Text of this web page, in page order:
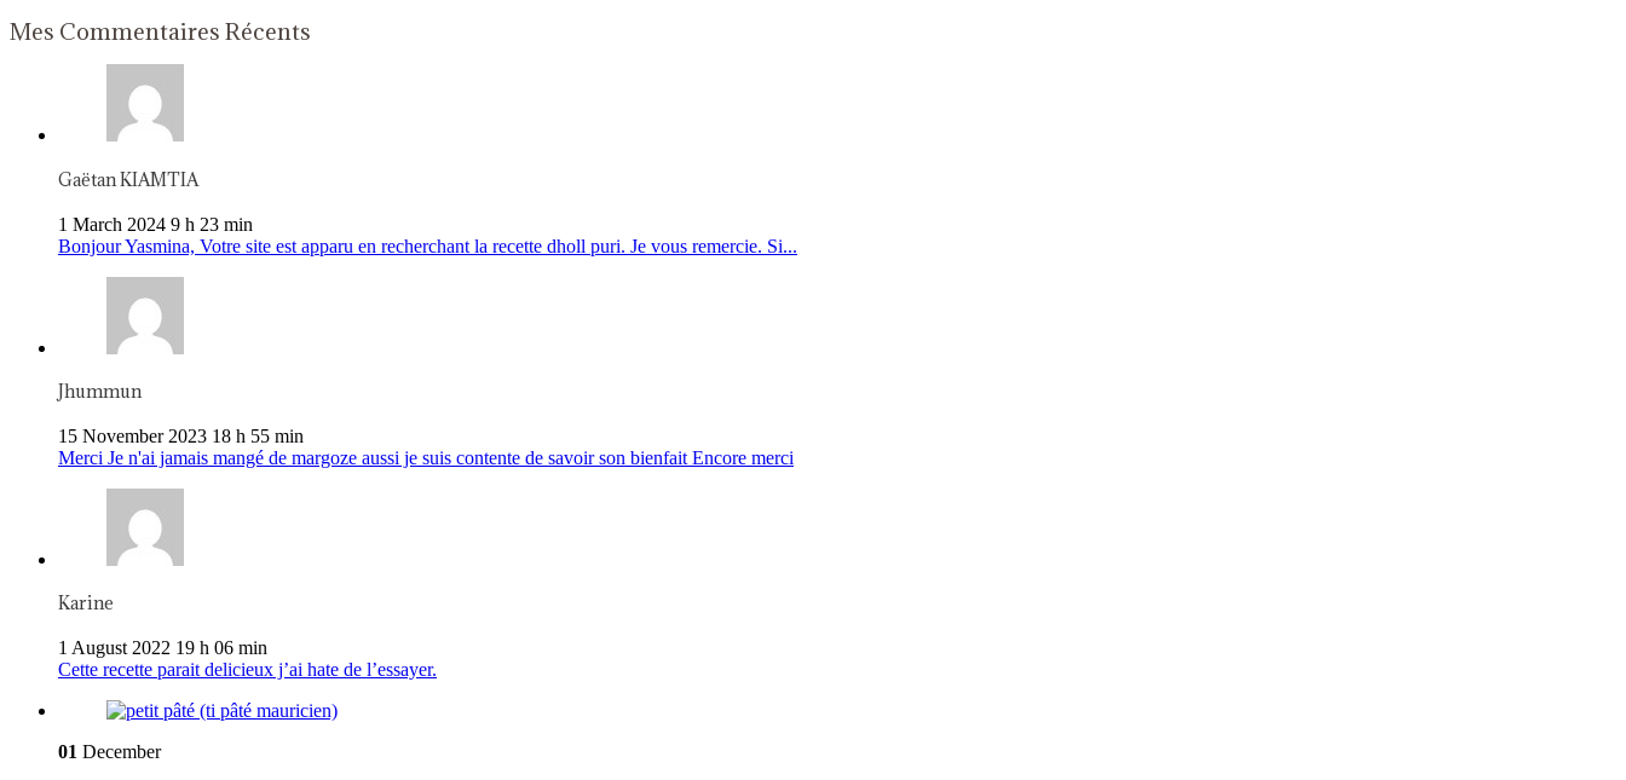
Mes Commentaires Récents
Gaëtan KIAMTIA
1 March 2024 9 h 23 min
Bonjour Yasmina, Votre site est apparu en recherchant la recette dholl puri. Je vous remercie. Si...
Jhummun
15 November 2023 18 h 55 min
Merci Je n'ai jamais mangé de margoze aussi je suis contente de savoir son bienfait Encore merci
Karine
1 August 2022 19 h 06 min
Cette recette parait delicieux j’ai hate de l’essayer.
01 December